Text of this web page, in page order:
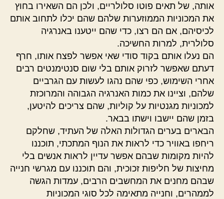
אותה, של תאים פוטו סלולריים, ולכן הם השאירו בחוץ
את המכוניות הממוזערות שלהם שהם יכלו לתחוב אותם
לכיסיהם, אם הם רצו, כדי שהם ייטענו באנרגיה
סלולרית, למרות החשיכה.
הם נעלו אותם בקוד סודי שאי אפשר לפצח אותו, חרף
דעתם שאפשר לזרוק אותם בלי שום סנטימנטים רבים
אחרי השימוש, כפי שהם נהגו לעשות עם הגרביים
שלהם, וציינו את כמות האנרגיה הגבוהה והמרוכזת
למכוניות מגנטיות על קוליות, שהם צריכים להיטען,
בזמן שהם יישבו וישתו בבאר.
הבארים בערים הגדולות האלה של העתיד, שחלקם
ריחפו באוויר כדי לראות את הנוף המתכתי, תוכננו
להיות מקומות שבהם אפשר עדיין לראות אנשים בלי
מחיצות של חליפות זכוכית, והם תוכננו עם מגרשי חנייה
שבהם מחנים את המחשבים הרבים, עמדות הגשה
לממהרים, וחנייה מתאימה לכל סוגי המכוניות